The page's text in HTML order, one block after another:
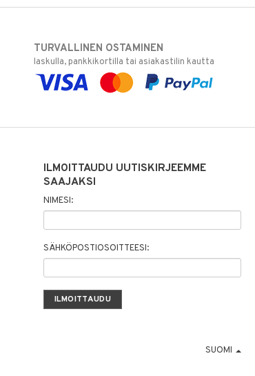
TURVALLINEN OSTAMINEN
laskulla, pankkikortilla tai asiakastilin kautta
ILMOITTAUDU UUTISKIRJEEMME
SAAJAKSI
NIMESI:
SÄHKÖPOSTIOSOITTEESI:
SUOMI